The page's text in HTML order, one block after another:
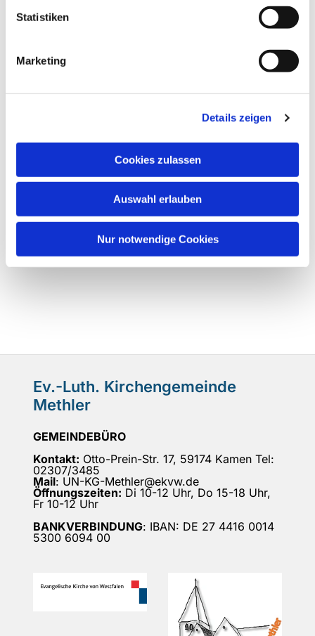
Statistiken
Marketing
Details zeigen
Cookies zulassen
Auswahl erlauben
Nur notwendige Cookies
Ev.-Luth. Kirchengemeinde
Methler
GEMEINDEBÜRO
Kontakt: Otto-Prein-Str. 17, 59174 Kamen Tel:
02307/3485
Mail: UN-KG-Methler@ekvw.de
Öffnungszeiten: Di 10-12 Uhr, Do 15-18 Uhr,
Fr 10-12 Uhr
BANKVERBINDUNG: IBAN: DE 27 4416 0014
5300 6094 00